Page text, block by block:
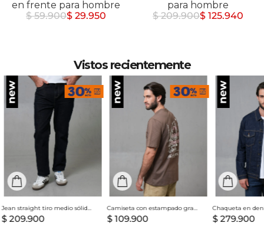
en frente para hombre
$ 59.900$ 29.950
para hombre
$ 209.900$ 125.940
Vistos recientemente
Jean straight tiro medio sólido para hombre
$ 209.900
Camiseta con estampado grande en espalda para hombre
$ 109.900 $ 279.900